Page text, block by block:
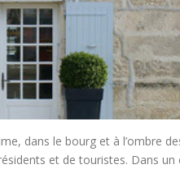
dans le bourg et à l’ombre
et de touristes. Dans